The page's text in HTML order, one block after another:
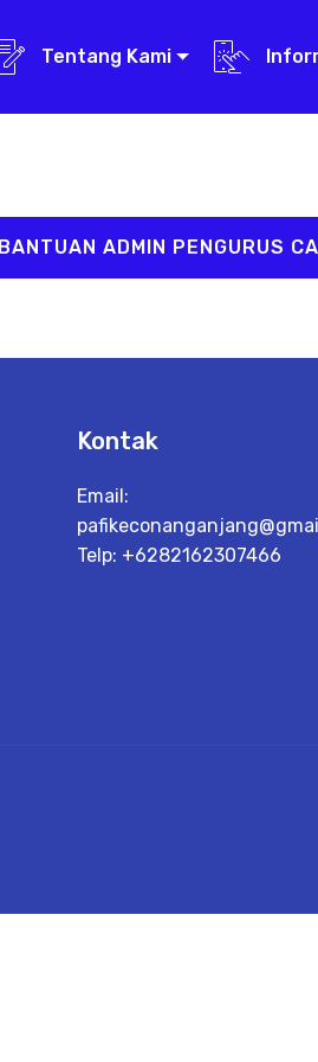
Tentang Kami
BANTUAN ADMIN PENGURUS
Kontak
Email:
Telp: +6282162307466